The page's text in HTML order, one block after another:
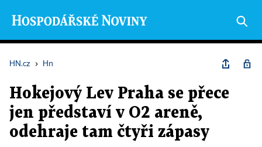
HN.cz › Hn
Hokejový Lev Praha se přece
jen představí v O2 areně,
odehraje tam čtyři zápasy